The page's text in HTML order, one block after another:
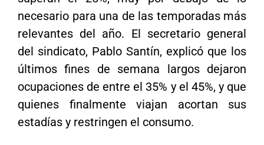
necesario para una de las temporadas más
relevantes del año. El secretario general
del sindicato, Pablo Santín, explicó que los
últimos fines de semana largos dejaron
ocupaciones de entre el 35% y el 45%, y que
quienes finalmente viajan acortan sus
estadías y restringen el consumo.